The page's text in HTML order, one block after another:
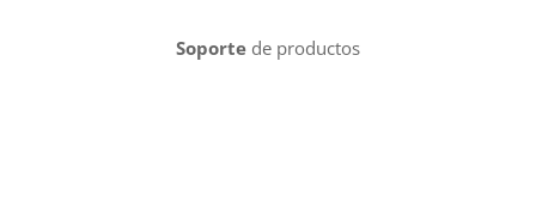
Soporte de productos